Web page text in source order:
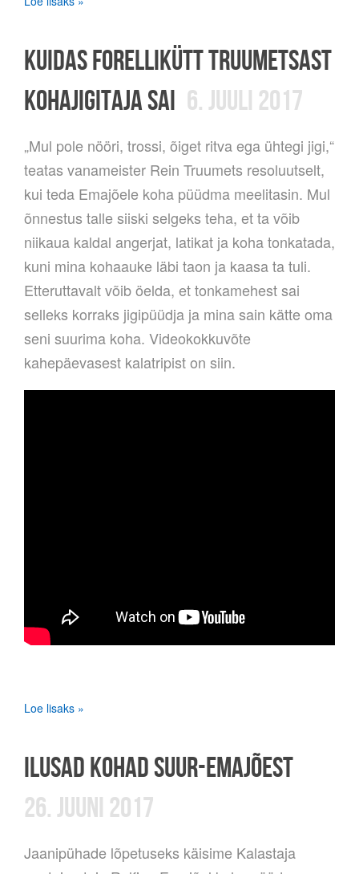
KUIDAS FORELLIKÜTT TRUUMETSAST
KOHAJIGITAJA SAI 6. JUULI 2017
„Mul pole nööri, trossi, õiget ritva ega ühtegi jigi,“
teatas vanameister Rein Truumets resoluutselt,
kui teda Emajõele koha püüdma meelitasin. Mul
õnnestus talle siiski selgeks teha, et ta võib
niikaua kaldal angerjat, latikat ja koha tonkatada,
kuni mina kohaauke läbi taon ja kaasa ta tuli.
Etteruttavalt võib öelda, et tonkamehest sai
selleks korraks jigipüüdja ja mina sain kätte oma
seni suurima koha. Videokokkuvõte
kahepäevasest kalatripist on siin.
Loe lisaks »
ILUSAD KOHAD SUUR-EMAJÕEST
26. JUUNI 2017
Jaanipühade lõpetuseks käisime Kalastaja